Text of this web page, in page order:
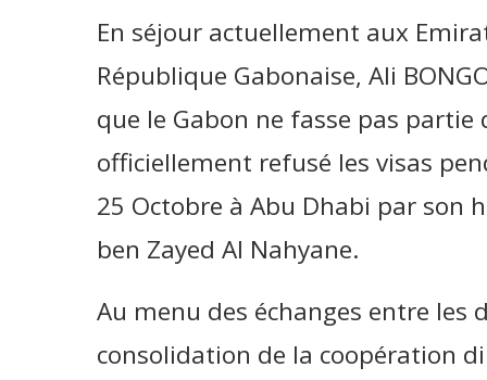
En séjour actuellement aux
République Gabonaise, Ali
que le Gabon ne fasse pas
officiellement refusé les visas
25 Octobre à Abu Dhabi par son
ben Zayed Al Nahyane.
Au menu des échanges entre les
consolidation de la coopération